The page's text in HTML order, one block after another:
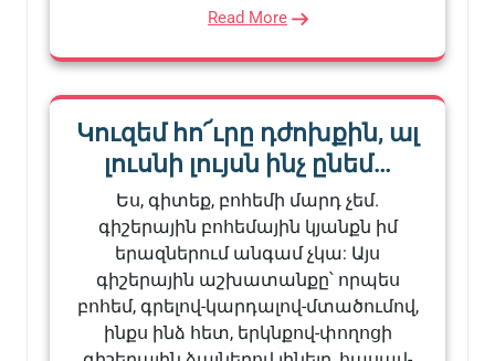
Read More
Կուզեմ հո՜ւրը դժոխքին, ալ
լուսնի լույսն ինչ ընեմ…
Ես, գիտեք, բոհեմի մարդ չեմ.
գիշերային բոհեմային կյանքն իմ
երազներում անգամ չկա: Այս
գիշերային աշխատանքը՝ որպես
բոհեմ, գրելով-կարդալով-մտածումով,
ինքս ինձ հետ, երկնքով-փողոցի